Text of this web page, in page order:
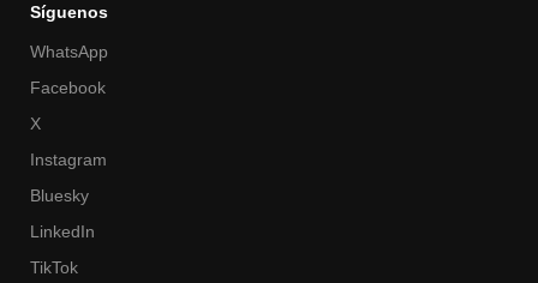
Síguenos
WhatsApp
Facebook
X
Instagram
Bluesky
LinkedIn
TikTok